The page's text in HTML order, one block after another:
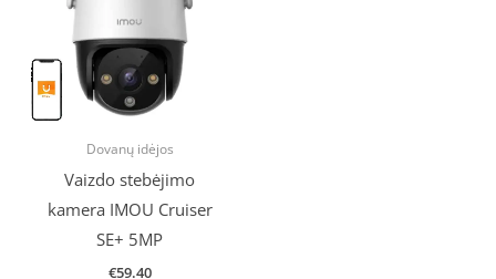
Dovanų idėjos
Vaizdo stebėjimo
kamera IMOU Cruiser
SE+ 5MP
€59.40